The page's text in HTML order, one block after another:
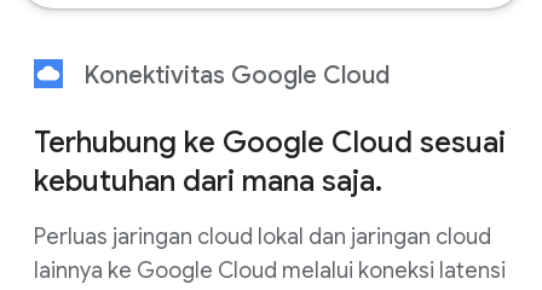
Konektivitas Google Cloud
Terhubung ke Google Cloud sesuai
kebutuhan dari mana saja.
Perluas jaringan cloud lokal dan jaringan cloud
lainnya ke Google Cloud melalui koneksi latensi